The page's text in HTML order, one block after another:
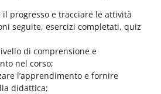
progresso e tracciare le attività
seguite, esercizi completati, quiz
di comprensione e
nel corso;
l’apprendimento e fornire
didattica;